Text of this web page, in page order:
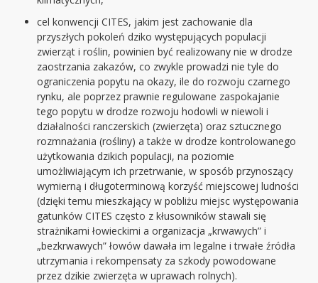
cel konwencji CITES, jakim jest zachowanie dla
przyszłych pokoleń dziko występujących populacji
zwierząt i roślin, powinien być realizowany nie w drodze
zaostrzania zakazów, co zwykle prowadzi nie tyle do
ograniczenia popytu na okazy, ile do rozwoju czarnego
rynku, ale poprzez prawnie regulowane zaspokajanie
tego popytu w drodze rozwoju hodowli w niewoli i
działalności ranczerskich (zwierzęta) oraz sztucznego
rozmnażania (rośliny) a także w drodze kontrolowanego
użytkowania dzikich populacji, na poziomie
umożliwiającym ich przetrwanie, w sposób przynoszący
wymierną i długoterminową korzyść miejscowej ludności
(dzięki temu mieszkający w pobliżu miejsc występowania
gatunków CITES często z kłusowników stawali się
strażnikami łowieckimi a organizacja „krwawych” i
„bezkrwawych” łowów dawała im legalne i trwałe źródła
utrzymania i rekompensaty za szkody powodowane
przez dzikie zwierzęta w uprawach rolnych).